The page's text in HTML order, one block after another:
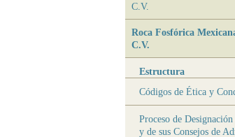
C.V.
Roca Fosfórica
C.V.
Estructura
Códigos de Ética y
Proceso de
y de sus Consejos de